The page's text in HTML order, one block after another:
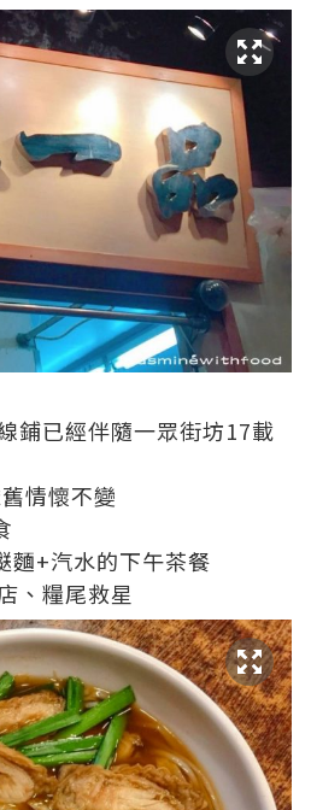
鋪已經伴隨一眾街坊17載
情懷不變
麵+汽水的下午茶餐
、糧尾救星